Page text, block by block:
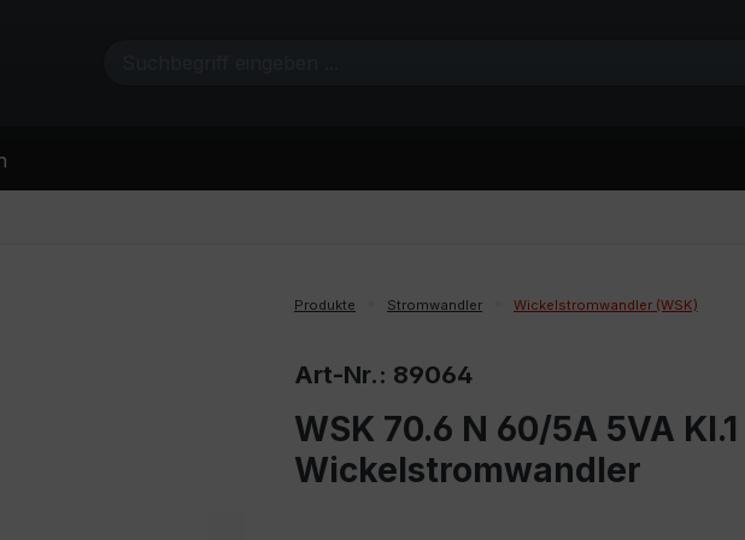
Produkte Stromwandler Wickelstromwandler (WSK)
Art-Nr.: 89064
WSK 70.6 N 60/5A 5VA
Wickelstromwandler